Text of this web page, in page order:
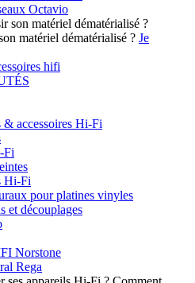
Octavio
matériel dématérialisé ? Je
hifi
& accessoires Hi-Fi
Fi
Hi-Fi
pour platines vinyles
et découplages
Norstone
Rega